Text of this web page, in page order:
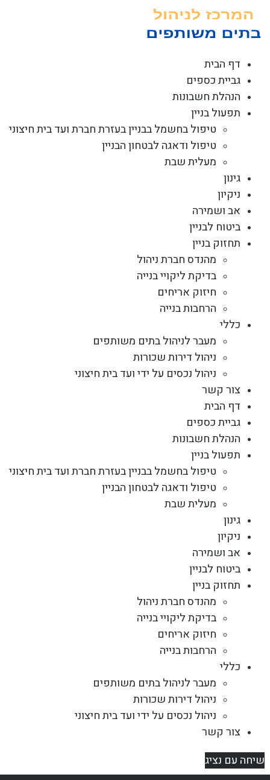
דף הבית
גביית כספים
הנהלת חשבונות
תפעול בניין
טיפול בחשמל בבניין בעזרת חברת ועד בית חיצוני
טיפול ודאגה לבטחון הבניין
מעלית שבת
גינון
ניקיון
אב ושמירה
ביטוח לבניין
תחזוק בניין
מהנדס חברת ניהול
בדיקת ליקויי בנייה
חיזוק אריחים
הרחבות בנייה
כללי
מעבר לניהול בתים משותפים
ניהול דירות שכורות
ניהול נכסים על ידי ועד בית חיצוני
צור קשר
דף הבית
גביית כספים
הנהלת חשבונות
תפעול בניין
טיפול בחשמל בבניין בעזרת חברת ועד בית חיצוני
טיפול ודאגה לבטחון הבניין
מעלית שבת
גינון
ניקיון
אב ושמירה
ביטוח לבניין
תחזוק בניין
מהנדס חברת ניהול
בדיקת ליקויי בנייה
חיזוק אריחים
הרחבות בנייה
כללי
מעבר לניהול בתים משותפים
ניהול דירות שכורות
ניהול נכסים על ידי ועד בית חיצוני
צור קשר
שיחה עם נציג